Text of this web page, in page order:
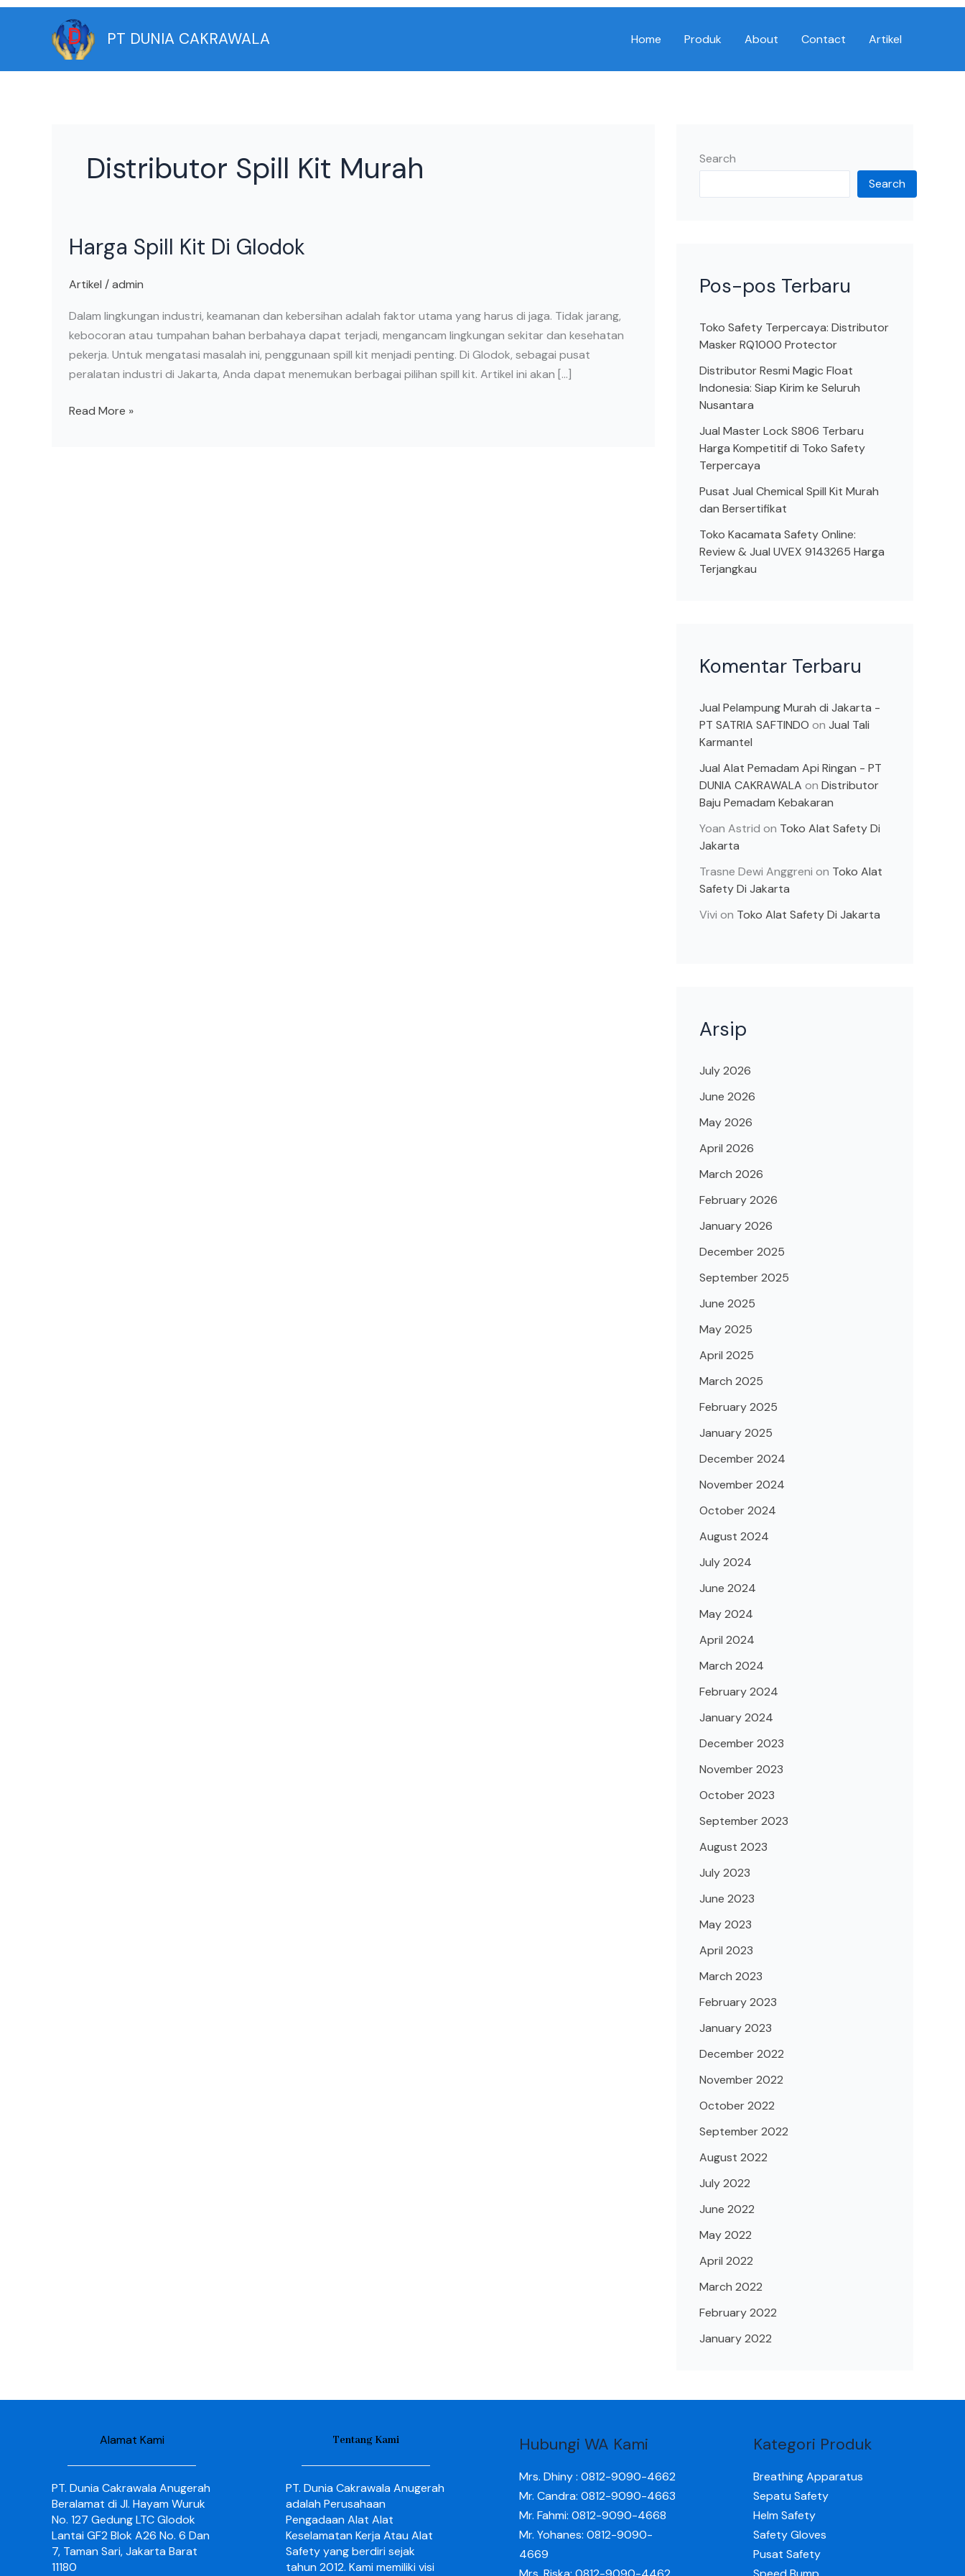
Skip
PT DUNIA CAKRAWALA Home Produk About Contact Artikel
Distributor Spill Kit Murah
Harga Spill Kit Di Glodok
Artikel /admin
Dalam lingkungan industri, keamanan dan kebersihan adalah faktor utama yang harus di jaga. Tidak jarang,
kebocoran atau tumpahan bahan berbahaya dapat terjadi, mengancam lingkungan sekitar dan kesehatan
pekerja. Untuk mengatasi masalah ini, penggunaan spill kit menjadi penting. Di Glodok, sebagai pusat
peralatan industri di Jakarta, Anda dapat menemukan berbagai pilihan spill kit. Artikel ini akan […]
Spill
Di
Read More »
Search
Search
Pos-pos Terbaru
Toko Safety Terpercaya: Distributor
Masker RQ1000 Protector
Distributor Resmi Magic Float
Indonesia: Siap Kirim ke Seluruh
Nusantara
Jual Master Lock S806 Terbaru
Harga Kompetitif di Toko Safety
Terpercaya
Pusat Jual Chemical Spill Kit Murah
dan Bersertifikat
Toko Kacamata Safety Online:
Review & Jual UVEX 9143265 Harga
Terjangkau
Komentar Terbaru
Jual Pelampung Murah di Jakarta -
PT SATRIA SAFTINDO on Jual Tali
Karmantel
Jual Alat Pemadam Api Ringan - PT
DUNIA CAKRAWALA on Distributor
Baju Pemadam Kebakaran
Yoan Astrid on Toko Alat Safety Di
Jakarta
Trasne Dewi Anggreni on Toko Alat
Safety Di Jakarta
Vivi on Toko Alat Safety Di Jakarta
Arsip
July 2026
June 2026
May 2026
April 2026
March 2026
February 2026
January 2026
December 2025
September 2025
June 2025
May 2025
April 2025
March 2025
February 2025
January 2025
December 2024
November 2024
October 2024
August 2024
July 2024
June 2024
May 2024
April 2024
March 2024
February 2024
January 2024
December 2023
November 2023
October 2023
September 2023
August 2023
July 2023
June 2023
May 2023
April 2023
March 2023
February 2023
January 2023
December 2022
November 2022
October 2022
September 2022
August 2022
July 2022
June 2022
May 2022
April 2022
March 2022
February 2022
January 2022
Alamat Kami
PT. Dunia Cakrawala Anugerah
Beralamat di Jl. Hayam Wuruk
No. 127 Gedung LTC Glodok
Lantai GF2 Blok A26 No. 6 Dan
7, Taman Sari, Jakarta Barat
11180
Tentang Kami
PT. Dunia Cakrawala Anugerah
adalah Perusahaan
Pengadaan Alat Alat
Keselamatan Kerja Atau Alat
Safety yang berdiri sejak
tahun 2012. Kami memiliki visi
Hubungi WA Kami
Mrs. Dhiny : 0812-9090-4662
Mr. Candra: 0812-9090-4663
Mr. Fahmi: 0812-9090-4668
Mr. Yohanes: 0812-9090-
4669
Kategori Produk
Breathing Apparatus
Sepatu Safety
Helm Safety
Safety Gloves
Pusat Safety